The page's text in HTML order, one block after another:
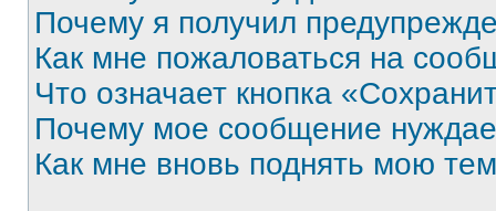
Почему я получил
Как мне пожаловаться на
Что означает кнопка
Почему мое сообщение
Как мне вновь поднять мою